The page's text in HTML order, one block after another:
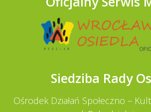
Siedziba Rady
Ośrodek Działań Społeczno –